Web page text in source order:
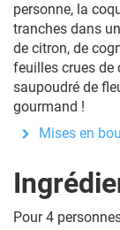
personne, la
tranches dans
de citron, de
feuilles crues de
saupoudré de
gourmand !
Mises en
Pour 4